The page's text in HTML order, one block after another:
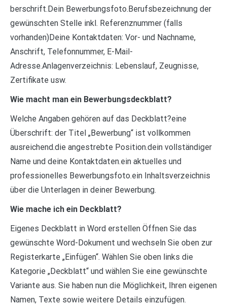
berschrift.Dein Bewerbungsfoto.Berufsbezeichnung der
gewünschten Stelle inkl. Referenznummer (falls
vorhanden)Deine Kontaktdaten: Vor- und Nachname,
Anschrift, Telefonnummer, E-Mail-
Adresse.Anlagenverzeichnis: Lebenslauf, Zeugnisse,
Zertifikate usw.
Wie macht man ein Bewerbungsdeckblatt?
Welche Angaben gehören auf das Deckblatt?eine
Überschrift: der Titel „Bewerbung“ ist vollkommen
ausreichend.die angestrebte Position.dein vollständiger
Name und deine Kontaktdaten.ein aktuelles und
professionelles Bewerbungsfoto.ein Inhaltsverzeichnis
über die Unterlagen in deiner Bewerbung.
Wie mache ich ein Deckblatt?
Eigenes Deckblatt in Word erstellen Öffnen Sie das
gewünschte Word-Dokument und wechseln Sie oben zur
Registerkarte „Einfügen“. Wählen Sie oben links die
Kategorie „Deckblatt“ und wählen Sie eine gewünschte
Variante aus. Sie haben nun die Möglichkeit, Ihren eigenen
Namen, Texte sowie weitere Details einzufügen.